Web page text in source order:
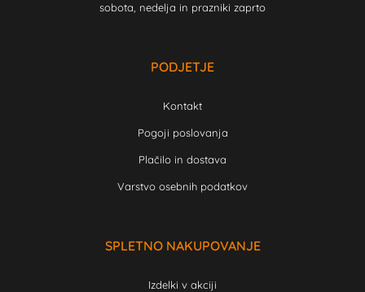
sobota, nedelja in prazniki zaprto
PODJETJE
Kontakt
Pogoji poslovanja
Plačilo in dostava
Varstvo osebnih podatkov
SPLETNO NAKUPOVANJE
Izdelki v akciji